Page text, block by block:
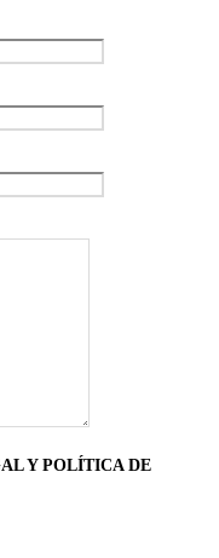
Y POLÍTICA DE